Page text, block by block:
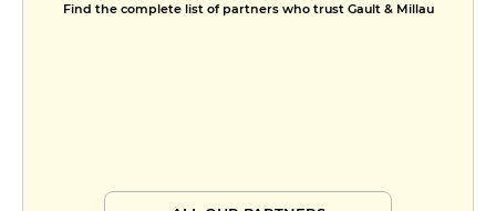
Find the complete list of partners who trust Gault & Millau